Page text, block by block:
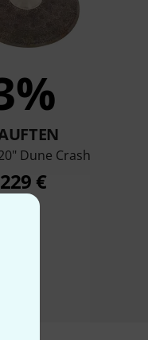
Dune Crash
229 €